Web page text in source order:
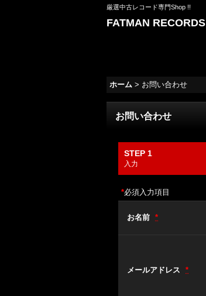
厳選中古レコード専門Shop !!
FATMAN RECORDS
ホーム > お問い合わせ
お問い合わせ
STEP 1
入力
*必須入力項目
お名前 *
メールアドレス *